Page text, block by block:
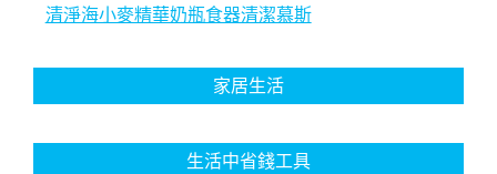
清淨海小麥精華奶瓶食器清潔慕斯
家居生活
生活中省錢工具